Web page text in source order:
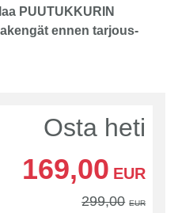
PUUTUKKURIN
ennen tarjous-
Osta heti
169,00 EUR
299,00 EUR